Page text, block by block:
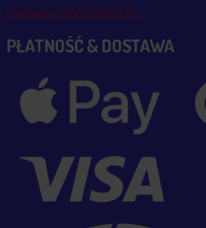
Partnerzy MSALAMON.PL
PŁATNOŚĆ & DOSTAWA